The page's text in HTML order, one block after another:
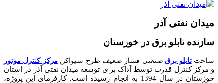
میدان نفتی آذر
سازنده تابلو برق در خوزستان
ساختتابلو برقصنعتی فشار ضعیف طرح سیواکنمرکز کنترل موتور
و مرکز کنترل قدرت توسط آداک برای توسعه میدان نفتی آذر در استان
خوزستان در سال 1394 به انجام رسیده است. کارفرمای این پروژه،